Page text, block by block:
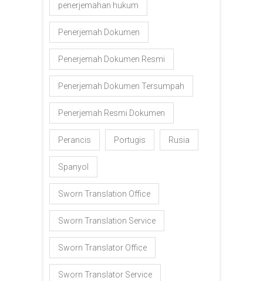
penerjemahan hukum
Penerjemah Dokumen
Penerjemah Dokumen Resmi
Penerjemah Dokumen Tersumpah
Penerjemah Resmi Dokumen
Perancis Portugis Rusia
Spanyol
Sworn Translation Office
Sworn Translation Service
Sworn Translator Office
Sworn Translator Service